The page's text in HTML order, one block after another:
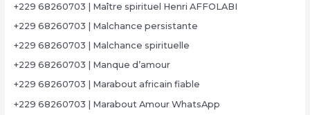
+229 68260703 | Maître spirituel Henri AFFOLABI
+229 68260703 | Malchance persistante
+229 68260703 | Malchance spirituelle
+229 68260703 | Manque d’amour
+229 68260703 | Marabout africain fiable
+229 68260703 | Marabout Amour WhatsApp